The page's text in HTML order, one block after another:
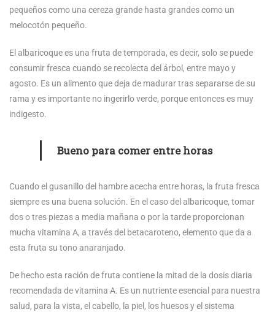
pequeños como una cereza grande hasta grandes como un
melocotón pequeño.
El albaricoque es una fruta de temporada, es decir, solo se puede
consumir fresca cuando se recolecta del árbol, entre mayo y
agosto. Es un alimento que deja de madurar tras separarse de su
rama y es importante no ingerirlo verde, porque entonces es muy
indigesto.
Bueno para comer entre horas
Cuando el gusanillo del hambre acecha entre horas, la fruta fresca
siempre es una buena solución. En el caso del albaricoque, tomar
dos o tres piezas a media mañana o por la tarde proporcionan
mucha vitamina A, a través del betacaroteno, elemento que da a
esta fruta su tono anaranjado.
De hecho esta ración de fruta contiene la mitad de la dosis diaria
recomendada de vitamina A. Es un nutriente esencial para nuestra
salud, para la vista, el cabello, la piel, los huesos y el sistema